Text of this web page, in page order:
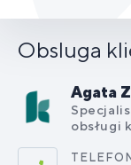
Obsluga
Agata
obsługi